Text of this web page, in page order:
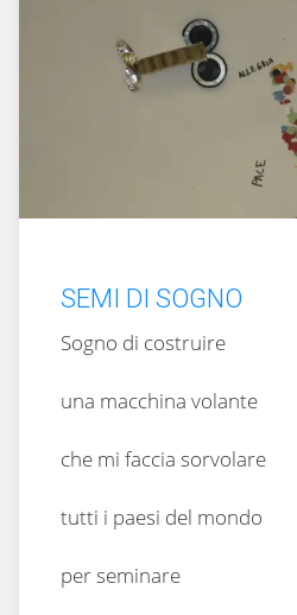
SEMI DI SOGNO
Sogno di costruire
una macchina volante
che mi faccia sorvolare
tutti i paesi del mondo
per seminare